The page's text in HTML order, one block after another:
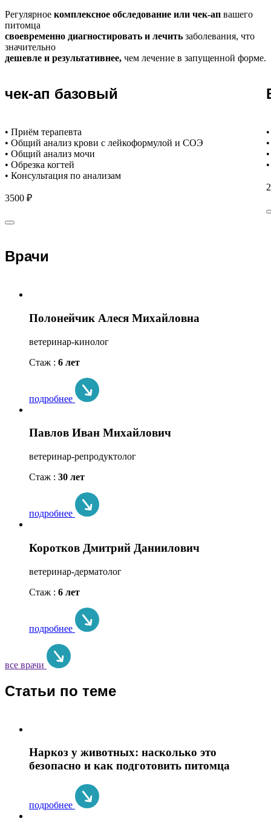
Регулярное комплексное обследование или чек-ап вашего
питомца
своевременно диагностировать и лечить заболевания, что
значительно
дешевле и результативнее, чем лечение в запущенной форме.
чек-ап базовый
• Приём терапевта
• Общий анализ крови с лейкоформулой и СОЭ
• Общий анализ мочи
• Обрезка когтей
• Консультация по анализам
3500 ₽
Врачи
Полонейчик Алеся Михайловна
ветеринар-кинолог
Стаж : 6 лет
подробнее
Павлов Иван Михайлович
ветеринар-репродуктолог
Стаж : 30 лет
подробнее
Коротков Дмитрий Даниилович
ветеринар-дерматолог
Стаж : 6 лет
подробнее
все врачи
Статьи по теме
Наркоз у животных: насколько это
безопасно и как подготовить питомца
подробнее